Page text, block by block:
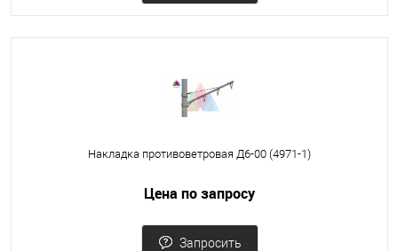
Накладка противоветровая Д6-00 (4971-1)
Цена по запросу
Запросить